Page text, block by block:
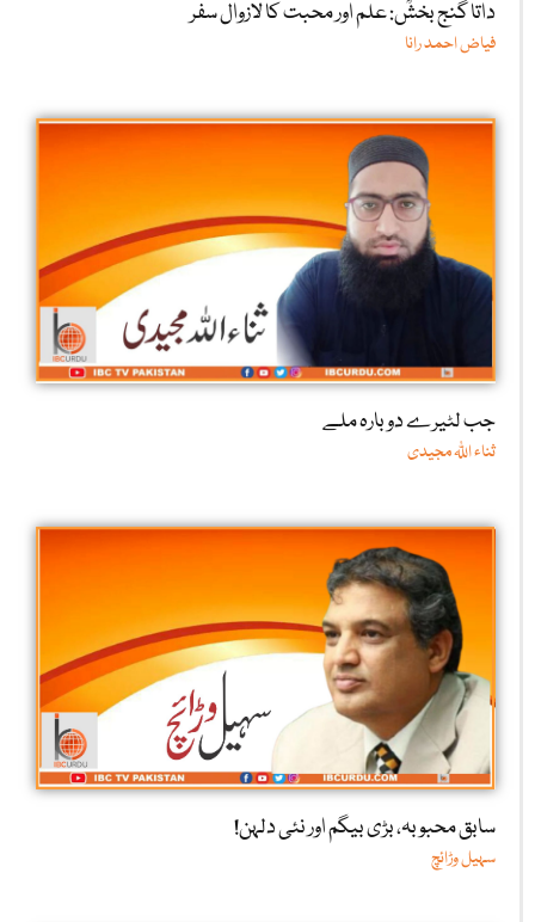
داتا گنج بخشؒ: علم اور محبت کا لازوال سفر
فیاض احمد رانا
جب لٹیرے دوبارہ ملے
ثناء اللّٰہ مجیدی
سابق محبوبہ، بڑی بیگم اور نئی دلہن!
سہیل وڑائچ